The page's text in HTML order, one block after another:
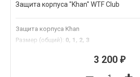
Защита корпуса "Khan" WTF Club
Защита корпуса Khan
Размер (общий): 0, 1, 2, 3
3 200 ₽